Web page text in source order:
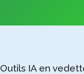
Outils IA en